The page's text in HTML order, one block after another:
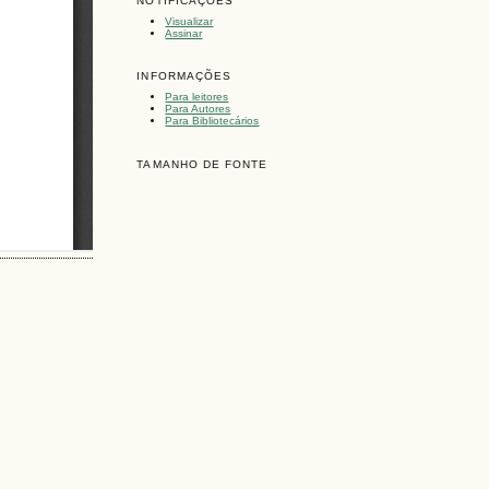
Visualizar
Assinar
INFORMAÇÕES
Para leitores
Para Autores
Para Bibliotecários
TAMANHO DE FONTE